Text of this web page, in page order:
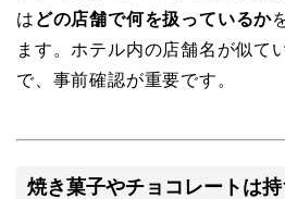
は どの店舗で何を扱っているか
ます。ホテル内の店舗名が似て
で、事前確認が重要です。
焼き菓子やチョコレートは